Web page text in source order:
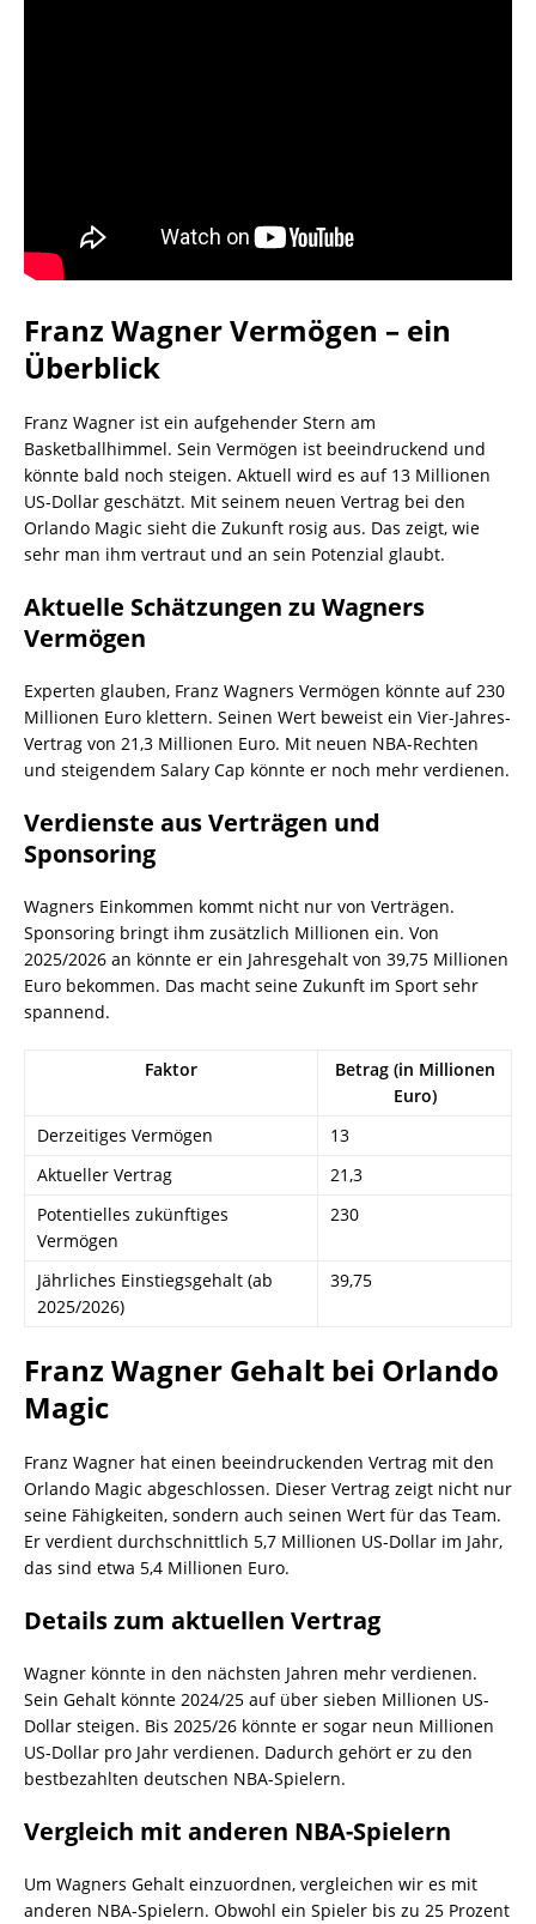
Franz Wagner Vermögen – ein
Überblick
Franz Wagner ist ein aufgehender Stern am
Basketballhimmel. Sein Vermögen ist beeindruckend und
könnte bald noch steigen. Aktuell wird es auf 13 Millionen
US-Dollar geschätzt. Mit seinem neuen Vertrag bei den
Orlando Magic sieht die Zukunft rosig aus. Das zeigt, wie
sehr man ihm vertraut und an sein Potenzial glaubt.
Aktuelle Schätzungen zu Wagners
Vermögen
Experten glauben, Franz Wagners Vermögen könnte auf 230
Millionen Euro klettern. Seinen Wert beweist ein Vier-Jahres-
Vertrag von 21,3 Millionen Euro. Mit neuen NBA-Rechten
und steigendem Salary Cap könnte er noch mehr verdienen.
Verdienste aus Verträgen und
Sponsoring
Wagners Einkommen kommt nicht nur von Verträgen.
Sponsoring bringt ihm zusätzlich Millionen ein. Von
2025/2026 an könnte er ein Jahresgehalt von 39,75 Millionen
Euro bekommen. Das macht seine Zukunft im Sport sehr
spannend.
Faktor
Betrag (in Millionen
Euro)
Derzeitiges Vermögen
13
Aktueller Vertrag
21,3
Potentielles zukünftiges
Vermögen
230
Jährliches Einstiegsgehalt (ab
2025/2026)
39,75
Franz Wagner Gehalt bei Orlando
Magic
Franz Wagner hat einen beeindruckenden Vertrag mit den
Orlando Magic abgeschlossen. Dieser Vertrag zeigt nicht nur
seine Fähigkeiten, sondern auch seinen Wert für das Team.
Er verdient durchschnittlich 5,7 Millionen US-Dollar im Jahr,
das sind etwa 5,4 Millionen Euro.
Details zum aktuellen Vertrag
Wagner könnte in den nächsten Jahren mehr verdienen.
Sein Gehalt könnte 2024/25 auf über sieben Millionen US-
Dollar steigen. Bis 2025/26 könnte er sogar neun Millionen
US-Dollar pro Jahr verdienen. Dadurch gehört er zu den
bestbezahlten deutschen NBA-Spielern.
Vergleich mit anderen NBA-Spielern
Um Wagners Gehalt einzuordnen, vergleichen wir es mit
anderen NBA-Spielern. Obwohl ein Spieler bis zu 25 Prozent